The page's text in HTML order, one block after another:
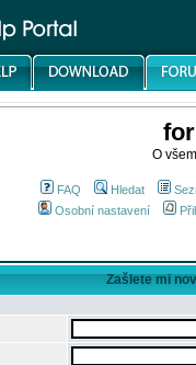
O
FAQ Hledat
Osobní nastavení
Zašlete mi